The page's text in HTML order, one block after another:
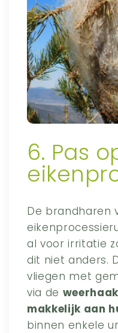
6. Pas
De brandharen
al voor irritatie
dit niet anders.
vliegen met
via de
makkelijk aan
binnen enkele